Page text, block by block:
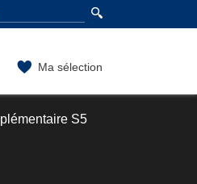
Ma sélection
S5